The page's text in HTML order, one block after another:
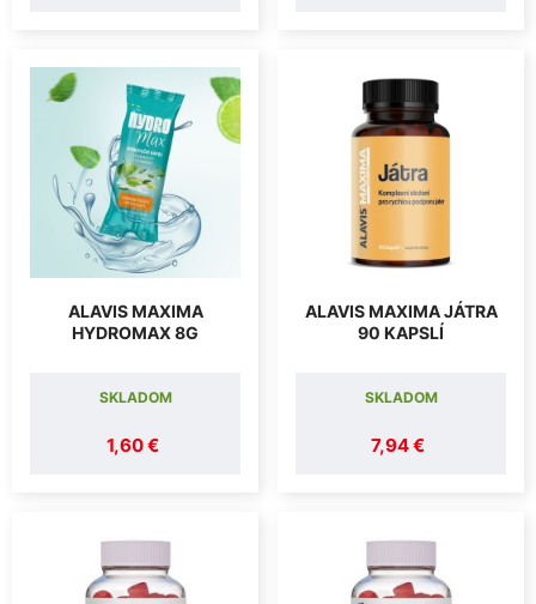
ALAVIS MAXIMA
HYDROMAX 8G
1,60 €
SKLADOM
ALAVIS MAXIMA JÁTRA
90 KAPSLÍ
7,94 €
SKLADOM